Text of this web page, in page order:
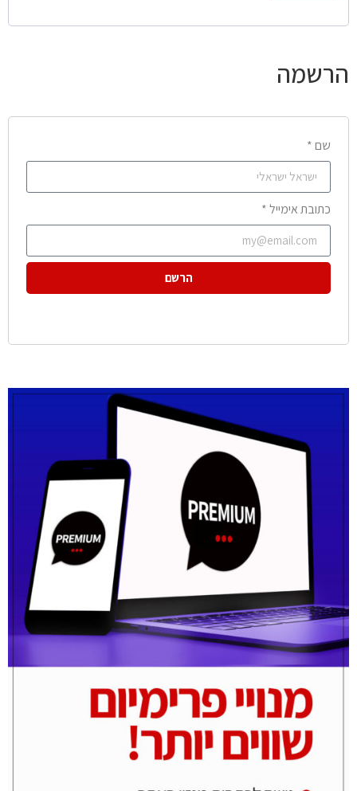
הרשמה
שם *
כתובת אימייל *
הרשם